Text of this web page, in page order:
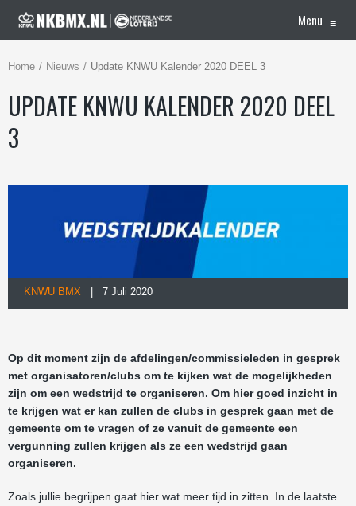
Menu ≡
Home Nieuws Update KNWU Kalender 2020 DEEL 3
UPDATE KNWU KALENDER 2020 DEEL
3
KNWU BMX | 7 Juli 2020
Op dit moment zijn de afdelingen/commissieleden in gesprek
met organisatoren/clubs om te kijken wat de mogelijkheden
zijn om een wedstrijd te organiseren. Om hier goed inzicht in
te krijgen wat er kan zullen de clubs in gesprek gaan met de
gemeente om te vragen of ze vanuit de gemeente een
vergunning zullen krijgen als ze een wedstrijd gaan
organiseren.
Zoals jullie begrijpen gaat hier wat meer tijd in zitten. In de laatste